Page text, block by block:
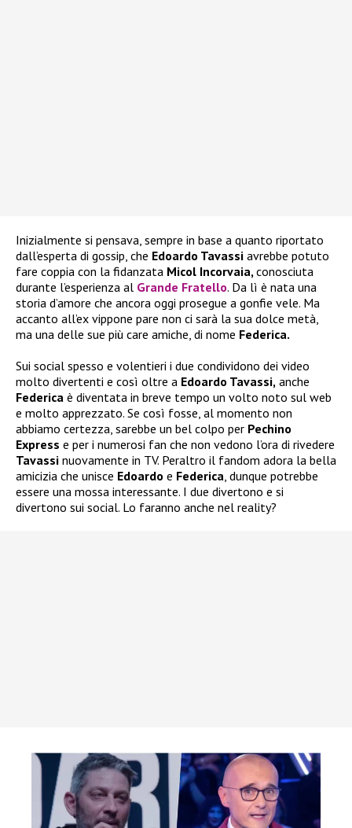
Inizialmente si pensava, sempre in base a quanto riportato
dall’esperta di gossip, che Edoardo Tavassi avrebbe potuto
fare coppia con la fidanzata Micol Incorvaia, conosciuta
durante l’esperienza al Grande Fratello. Da lì è nata una
storia d’amore che ancora oggi prosegue a gonfie vele. Ma
accanto all’ex vippone pare non ci sarà la sua dolce metà,
ma una delle sue più care amiche, di nome Federica.
Sui social spesso e volentieri i due condividono dei video
molto divertenti e così oltre a Edoardo Tavassi, anche
Federica è diventata in breve tempo un volto noto sul web
e molto apprezzato. Se così fosse, al momento non
abbiamo certezza, sarebbe un bel colpo per Pechino
Express e per i numerosi fan che non vedono l’ora di rivedere
Tavassi nuovamente in TV. Peraltro il fandom adora la bella
amicizia che unisce Edoardo e Federica , dunque potrebbe
essere una mossa interessante. I due divertono e si
divertono sui social. Lo faranno anche nel reality?